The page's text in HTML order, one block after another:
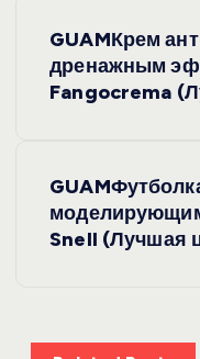
ц
GUAMКрем
дренажным
Fangocrema
Snell (Лучшая